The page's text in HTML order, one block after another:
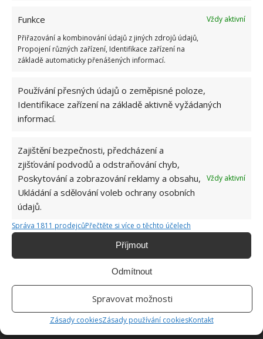
Funkce
Vždy aktivní
Přiřazování a kombinování údajů z jiných zdrojů údajů,
Propojení různých zařízení, Identifikace zařízení na
základě automaticky přenášených informací.
Používání přesných údajů o zeměpisné poloze,
Identifikace zařízení na základě aktivně vyžádaných
informací.
Zajištění bezpečnosti, předcházení a
zjišťování podvodů a odstraňování chyb,
Poskytování a zobrazování reklamy a obsahu,
Ukládání a sdělování voleb ochrany osobních
údajů.
Vždy aktivní
Správa 1811 prodejcůPřečtěte si více o těchto účelech
Příjmout
Odmítnout
Spravovat možnosti
Zásady cookiesZásady používání cookiesKontakt
Přidejte svůj názor
KOMENTOVAT
Jiří Kolář
Absolvent České zemědělské
univerzity, který je již od malička
možné najít v j...[Více o autorovi]
SOUVISEJÍCÍ ČLÁNKY